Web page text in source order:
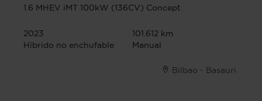
1.6 MHEV iMT 100kW (136CV) Concept
2023
101.612 km
Híbrido no enchufable
Manual
Bilbao - Basauri